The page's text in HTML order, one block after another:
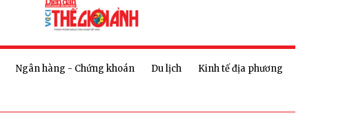
Ngân hàng - Chứng khoán Du lịch
Kinh tế địa phương